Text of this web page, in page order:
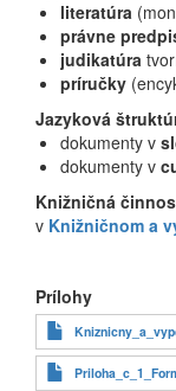
literatúra
právne
judikatúra
príručky
Jazyková
dokumenty v
dokumenty v
Knižničná
v Knižničnom a
Prílohy